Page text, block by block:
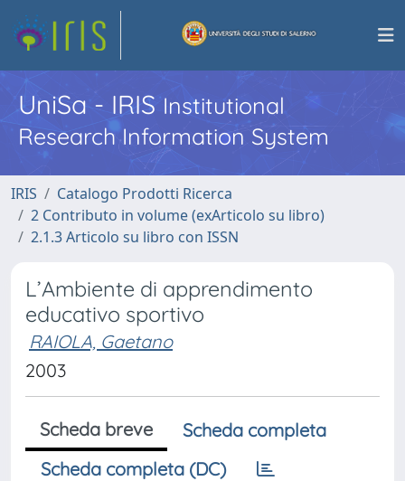
UniSa - IRISInstitutional
Research Information System
IRIS
Catalogo Prodotti Ricerca
2 Contributo in volume (exArticolo su libro)
2.1.3 Articolo su libro con ISSN
L’Ambiente di apprendimento
educativo sportivo
RAIOLA, Gaetano
2003
Scheda breve
Scheda completa
Scheda completa (DC)